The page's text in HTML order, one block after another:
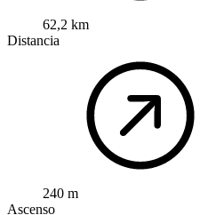
62,2 km
Distancia
240 m
Ascenso